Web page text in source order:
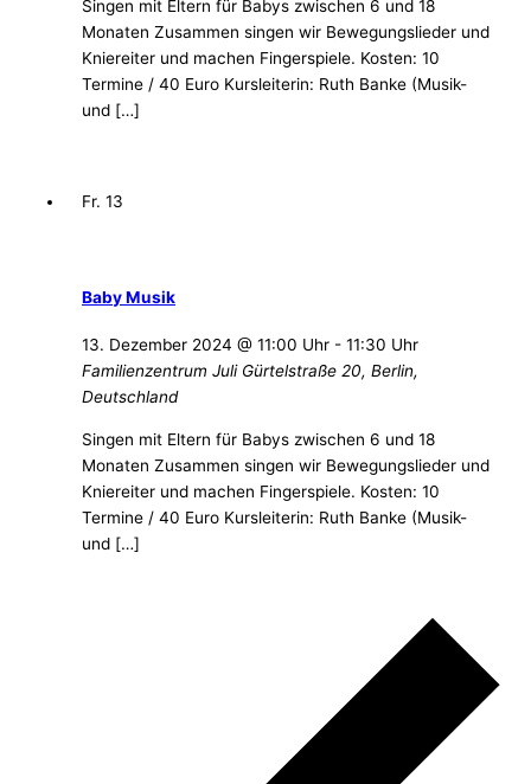
Singen mit Eltern für Babys zwischen 6 und 18
Monaten Zusammen singen wir Bewegungslieder und
Kniereiter und machen Fingerspiele. Kosten: 10
Termine / 40 Euro Kursleiterin: Ruth Banke (Musik-
und […]
Fr.13
Baby Musik
13. Dezember 2024 @ 11:00 Uhr -11:30 Uhr
Familienzentrum Juli Gürtelstraße 20, Berlin,
Deutschland
Singen mit Eltern für Babys zwischen 6 und 18
Monaten Zusammen singen wir Bewegungslieder und
Kniereiter und machen Fingerspiele. Kosten: 10
Termine / 40 Euro Kursleiterin: Ruth Banke (Musik-
und […]